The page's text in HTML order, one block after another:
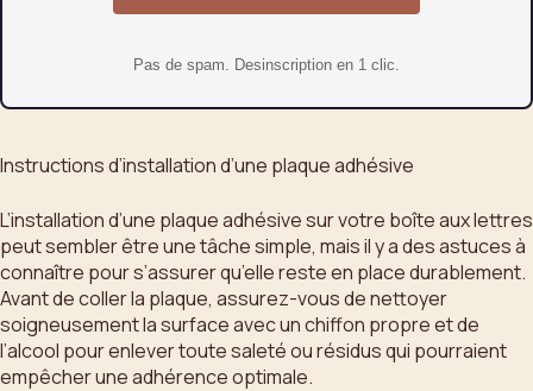
Pas de spam. Desinscription en 1 clic.
Instructions d’installation d’une plaque adhésive
L’installation d’une plaque adhésive sur votre boîte aux lettres
peut sembler être une tâche simple, mais il y a des astuces à
connaître pour s’assurer qu’elle reste en place durablement.
Avant de coller la plaque, assurez-vous de nettoyer
soigneusement la surface avec un chiffon propre et de
l’alcool pour enlever toute saleté ou résidus qui pourraient
empêcher une adhérence optimale.